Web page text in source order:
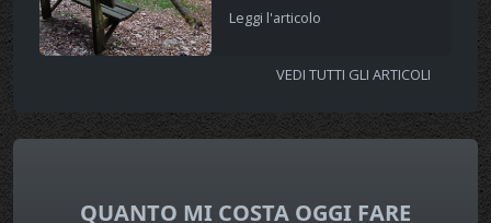
Leggi l'articolo
VEDI TUTTI GLI ARTICOLI
QUANTO MI COSTA OGGI FARE